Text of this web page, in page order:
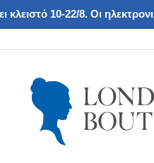
κλειστό 10-22/8. Οι